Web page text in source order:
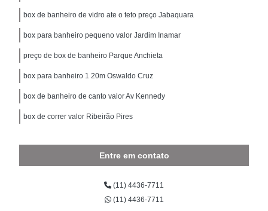
box de banheiro de vidro ate o teto preço Jabaquara
box para banheiro pequeno valor Jardim Inamar
preço de box de banheiro Parque Anchieta
box para banheiro 1 20m Oswaldo Cruz
box de banheiro de canto valor Av Kennedy
box de correr valor Ribeirão Pires
Entre em contato
(11) 4436-7711
(11) 4436-7711